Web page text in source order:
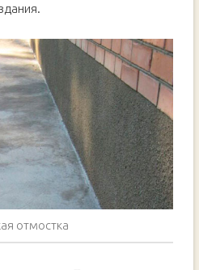
отмостка